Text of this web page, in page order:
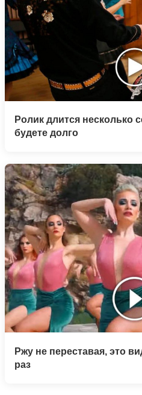
Ролик длится несколько
будете долго
Ржу не переставая, это
раз